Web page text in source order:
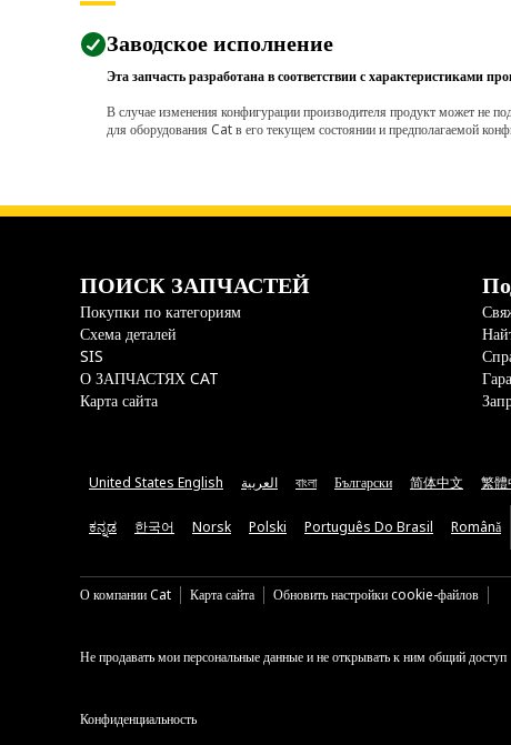
Заводское исполнение
Эта запчасть разработана в соответствии с характеристиками
В случае изменения конфигурации производителя продукт может не
для оборудования Cat в его текущем состоянии и предполагаемой
ПОИСК ЗАПЧАСТЕЙ
Покупки по категориям
Схема деталей
SIS
О ЗАПЧАСТЯХ CAT
Карта сайта
United States English العربية বাংলা Български 简体中文 繁體
ಕನ್ನಡ 한국어 Norsk Polski Português Do Brasil Română
О компании Cat Карта сайта Обновить настройки cookie-файлов
Не продавать мои персональные данные и не открывать к ним общий доступ
Конфиденциальность